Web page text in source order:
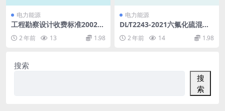
电力能源
工程勘察设计收费标准2002年
2 年前 13 1.98
电力能源
DL∕T2243-2021六氟化硫混合
绝缘气体充补气技术规范(2.38
MB)pdf
2 年前 14 1.98
搜索
搜
索